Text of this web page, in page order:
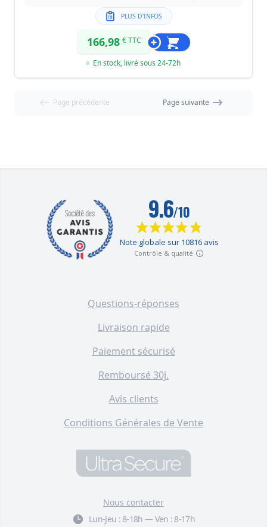
PLUS D'INFOS
166,98 € TTC
En stock, livré sous 24-72h
Page précédente Page suivante
Questions-réponses
Livraison rapide
Paiement sécurisé
Remboursé 30j.
Avis clients
Conditions Générales de Vente
Nous contacter
Lun-Jeu : 8-18h —Ven : 8-17h